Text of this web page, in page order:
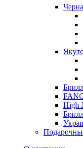
High